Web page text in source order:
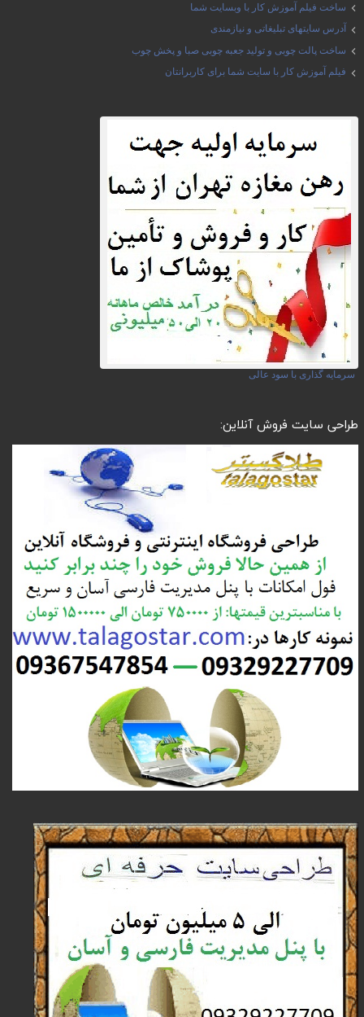
ساخت فیلم آموزش کار با وبسایت شما
آدرس سایتهای تبلیغاتی و نیازمندی
ساخت پالت چوبی و تولید جعبه چوبی صبا و پخش چوب
فیلم آموزش کار با سایت شما برای کاربرانتان
سرمایه گذاری با سود عالی
طراحی سایت فروش آنلاین: